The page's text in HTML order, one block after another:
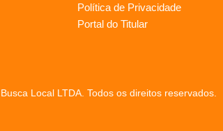
Política de Privacidade
Portal do Titular
Local LTDA. Todos os direitos reservados.